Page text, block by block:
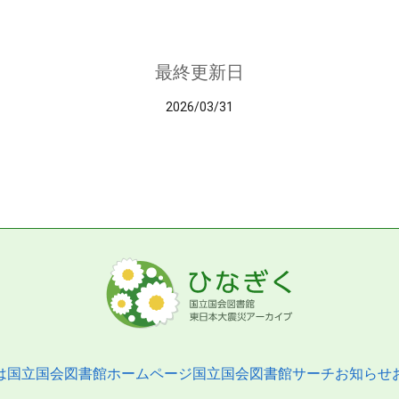
最終更新日
2026/03/31
国立国会図書館ホームページ国立国会図書館サーチお知らせ